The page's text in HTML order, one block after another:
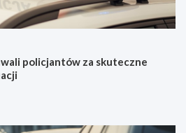
policjantów za skuteczne